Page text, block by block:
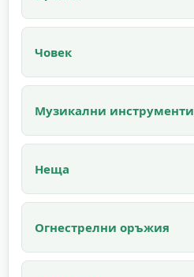
Човек
Музикални инструменти
Неща
Огнестрелни оръжия